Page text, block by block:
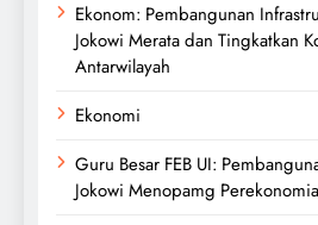
Ekonom: Pembangunan
Jokowi Merata dan Tingkatkan
Antarwilayah
Ekonomi
Guru Besar FEB UI:
Jokowi Menopamg